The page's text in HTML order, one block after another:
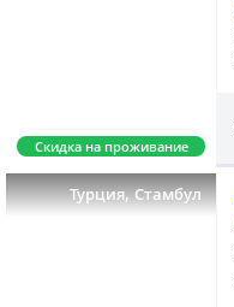
Скидка на проживание
Турция,Стамбул